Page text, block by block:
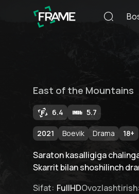
East of the Mountains
6.4 5.7
2021 Boevik Drama 18+
Saraton kasalligiga
Skarrit bilan shoshilinch
Sifat: FullHDOvozlashtirish: